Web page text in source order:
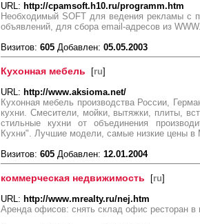
URL: http://cpamsoft.h10.ru/programm.htm
Необходимый SOFT для ведения рекламы с
объявлений, для сбора email-адресов из
Визитов: 605 Добавлен: 05.05.2003
Кухонная мебель [ru]
URL: http://www.aksioma.net/
Кухонная мебель производства России,
кухни. Смесители, мойки, вытяжки, плиты,
стильные кухни от объединения
Кухни". Лучшие модели, самые низкие цены в
Визитов: 605 Добавлен: 12.01.2004
коммерческая недвижимость [ru]
URL: http://www.mrealty.ru/nej.htm
Аренда офисов: снять склад офис ресторан в